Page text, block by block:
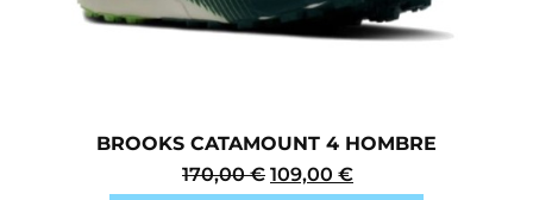
BROOKS CATAMOUNT 4 HOMBRE
170,00€ 109,00 €